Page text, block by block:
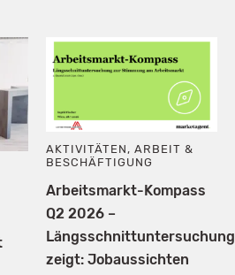
AKTIVITÄTEN ,ARBEIT &
BESCHÄFTIGUNG
Arbeitsmarkt-Kompass
Q2 2026 –
Längsschnittuntersuchung
zeigt: Jobaussichten